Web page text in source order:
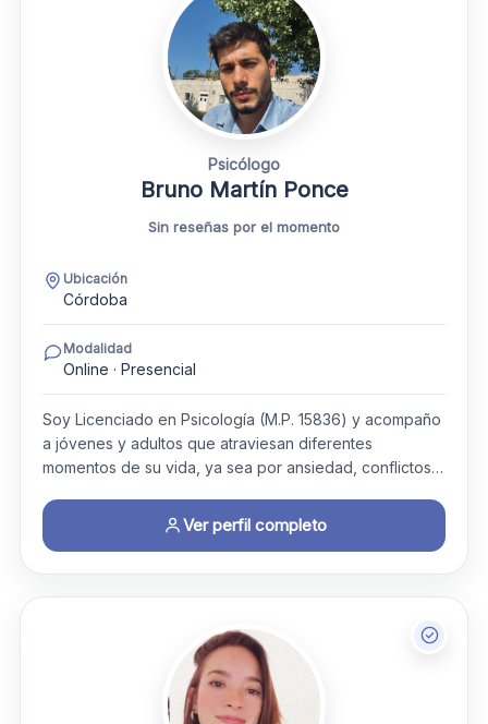
Psicólogo
Bruno Martín Ponce
Sin reseñas por el momento
Ubicación
Córdoba
Modalidad
Online · Presencial
Soy Licenciado en Psicología (M.P. 15836) y acompaño
a jóvenes y adultos que atraviesan diferentes
momentos de su vida, ya sea por ansiedad, conflictos…
Ver perfil completo